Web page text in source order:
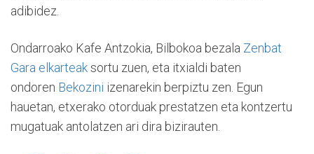
adibidez.
Ondarroako Kafe Antzokia, Bilbokoa bezala Zenbat
Gara elkarteaksortu zuen, eta itxialdi baten
ondoren Bekozini izenarekin berpiztu zen. Egun
hauetan, etxerako otorduak prestatzen eta kontzertu
mugatuak antolatzen ari dira bizirauten.